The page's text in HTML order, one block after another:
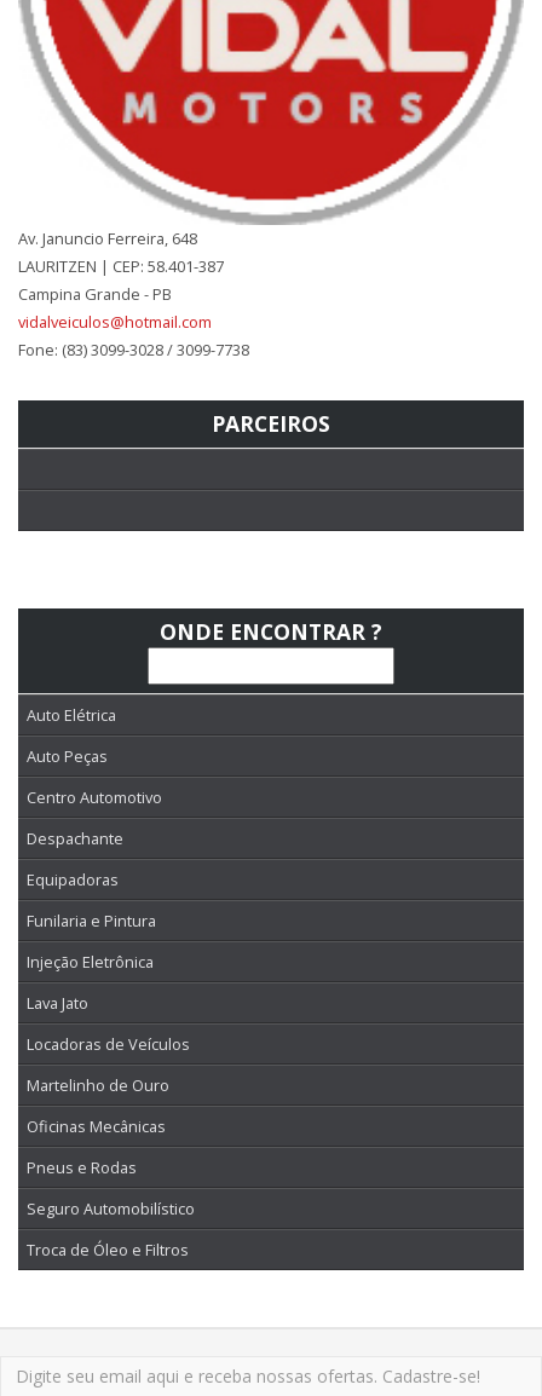
Av. Januncio Ferreira, 648
LAURITZEN | CEP: 58.401-387
Campina Grande - PB
vidalveiculos@hotmail.com
Fone: (83) 3099-3028 / 3099-7738
PARCEIROS
ONDE ENCONTRAR ?
Auto Elétrica
Auto Peças
Centro Automotivo
Despachante
Equipadoras
Funilaria e Pintura
Injeção Eletrônica
Lava Jato
Locadoras de Veículos
Martelinho de Ouro
Oficinas Mecânicas
Pneus e Rodas
Seguro Automobilístico
Troca de Óleo e Filtros